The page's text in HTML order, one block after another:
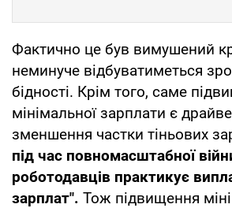
Фактично це був вимушений
неминуче відбуватиметься
бідності. Крім того, саме
мінімальної зарплати є
зменшення частки тіньових
під час повномасштабної
роботодавців практикує
зарплат". Тож підвищення